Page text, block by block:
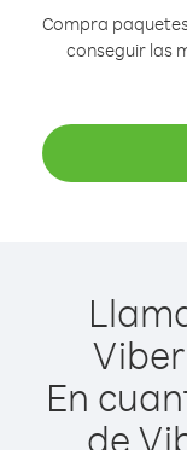
Compra
conseguir las
En
de